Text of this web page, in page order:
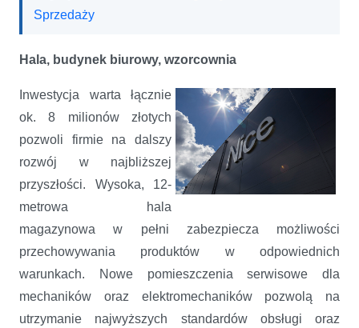
Sprzedaży
Hala, budynek biurowy, wzorcownia
Inwestycja warta łącznie
ok. 8 milionów złotych
pozwoli firmie na dalszy
rozwój w najbliższej
przyszłości. Wysoka, 12-
metrowa hala
magazynowa w pełni zabezpiecza możliwości
przechowywania produktów w odpowiednich
warunkach. Nowe pomieszczenia serwisowe dla
mechaników oraz elektromechaników pozwolą na
utrzymanie najwyższych standardów obsługi oraz